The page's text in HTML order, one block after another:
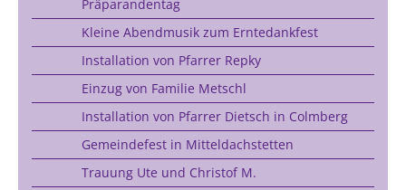
Präparandentag
Kleine Abendmusik zum Erntedankfest
Installation von Pfarrer Repky
Einzug von Familie Metschl
Installation von Pfarrer Dietsch in Colmberg
Gemeindefest in Mitteldachstetten
Trauung Ute und Christof M.